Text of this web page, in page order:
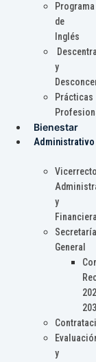
Programa
de
Inglés
y
Prácticas
Bienestar
Administrativo
y
Financiera
Secretaría
General
y